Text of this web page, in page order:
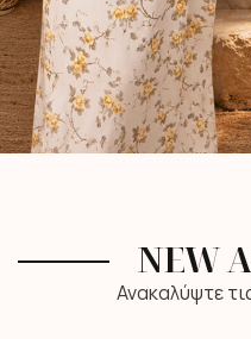
NEW
Ανακαλύψτε